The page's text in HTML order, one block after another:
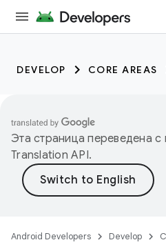
DEVELOP CORE AREAS
Эта страница переведена
Translation API.
Android Developers Develop